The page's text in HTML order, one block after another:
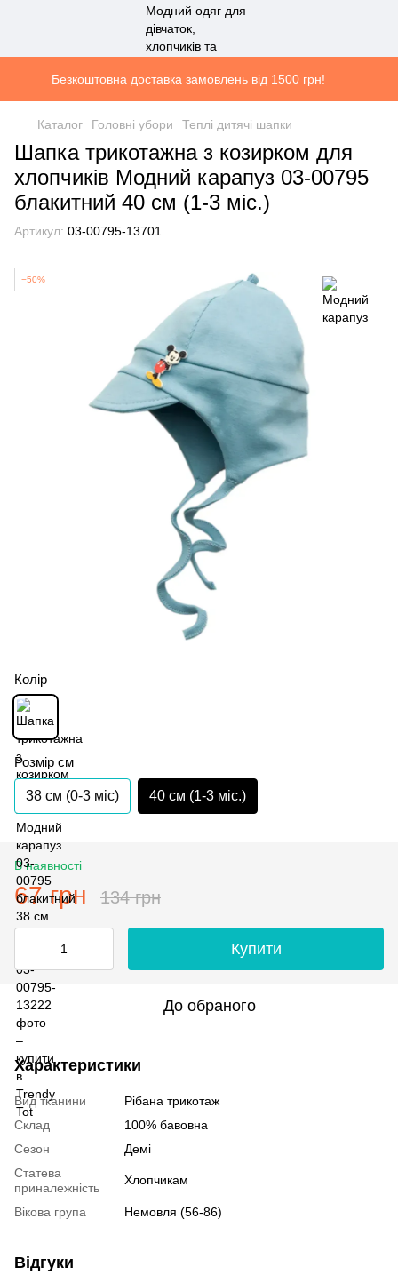
Безкоштовна доставка замовлень від 1500 грн!
Каталог Головні убори Теплі дитячі шапки
Шапка трикотажна з козирком для
хлопчиків Модний карапуз 03-00795
блакитний 40 см (1-3 міс.)
Артикул: 03-00795-13701
−50%
Колір
Розмір см
38 см (0-3 міс) 40 см (1-3 міс.)
В наявності
67 грн 134 грн
Купити
До обраного
Характеристики
Вид тканини
Рібана трикотаж
Склад
100% бавовна
Сезон
Демі
Статева
приналежність
Хлопчикам
Вікова група Немовля (56-86)
Відгуки